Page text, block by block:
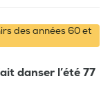
des années 60 et
danser l’été 77